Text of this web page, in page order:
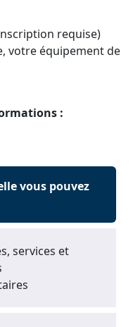
requise)
votre équipement de
:
vous pouvez
services et